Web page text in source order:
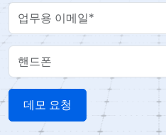
Work Email
핸드폰